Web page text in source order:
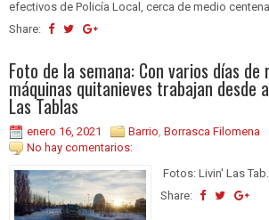
efectivos de Policía Local, cerca de medio
Share:
Foto de la semana: Con varios días
máquinas quitanieves trabajan desde
Las Tablas
enero 16, 2021 Barrio Borrasca Filomena
No hay comentarios:
Fotos: Livin' Las Tab...
Share: